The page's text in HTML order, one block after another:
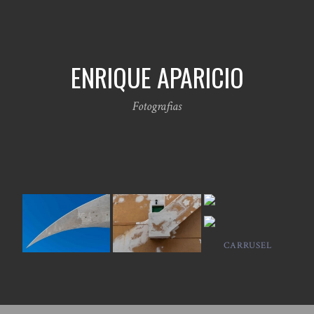
ENRIQUE APARICIO
Fotografias
CARRUSEL